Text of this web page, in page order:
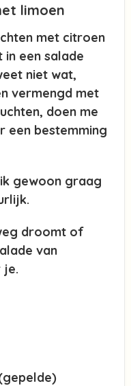
limoen
met citroen
in een salade
niet wat,
vermengd met
doen me
een bestemming
gewoon graag
droomt of
van
je.